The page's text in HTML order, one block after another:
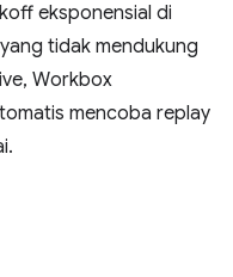
eksponensial di
tidak mendukung
Workbox
mencoba replay